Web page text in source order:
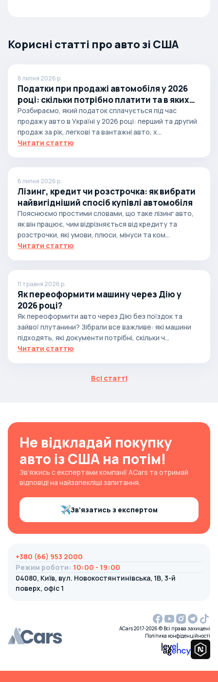
Корисні статті про авто зі США
8 липня 2026 р.
Податки при продажі автомобіля у 2026
році: скільки потрібно платити та в яких
випадках
Розбираємо, який податок сплачується під час
продажу авто в Україні у 2026 році: перший та другий
продаж за рік, легкові та вантажні авто, х...
Читати статтю
6 липня 2026 р.
Лізинг, кредит чи розстрочка: як вибрати
найвигідніший спосіб купівлі автомобіля
Пояснюємо простими словами, що таке лізинг авто,
як він працює, чим відрізняється від кредиту та
розстрочки, які умови, плюси, мінуси та ком...
Читати статтю
11 травня 2026 р.
Як переоформити машину через Дію у
2026 році?
Як переоформити авто через Дію без поїздок та
зайвої плутанини? Зібрали все важливе: які машини
підходять, які документи потрібні, скільки ч...
Читати статтю
Всі статті
Не відкладай покупку
авто із США на потім!
Зв’яжись с експертами компанії ACars та отримай
відповіді на найзапекліші запитання.
Зв’язатись з експертом
+380 (66) 953 2000
Режим роботи: 10:00 - 19:00
04080, Київ, вул. Новокостянтинівська, 1В, 3-й
поверх, офіс 1
ACars 2017-2026 © Всі права захищені
Політика конфіденційності